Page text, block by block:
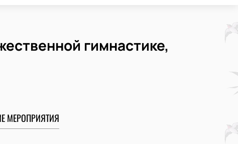
гимнастике,
МЕРОПРИЯТИЯ